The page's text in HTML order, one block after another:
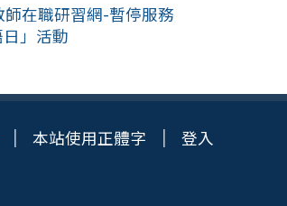
在職研習網-暫停服務
」活動
本站使用正體字 登入